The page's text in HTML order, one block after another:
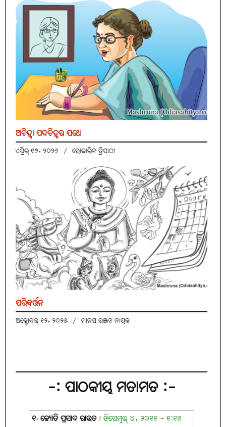
ଅଚିହ୍ନା ପଦଚିହ୍ନର ପଥେ
ଏପ୍ରିଲ୍ ୧୭, ୨୦୨୬ / ରୋଜାଲିନ ତ୍ରିପାଠୀ
ପରିବର୍ତ୍ତନ
ଅକ୍ଟୋବର୍ ୧୨, ୨୦୨୫ / ମାନସ ରଞ୍ଜନ ନାୟକ
-: ପାଠକୀୟ ମତାମତ :-
୧. ଜ୍ୟୋତି ପ୍ରସାଦ ରାଉତ| ଡିସେମ୍ବର୍ ୪, ୨୦୧୧ - ୧:୧୬